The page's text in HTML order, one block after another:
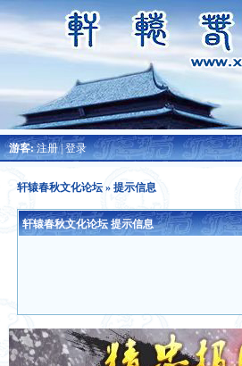
游客:注册|登录
轩辕春秋文化论坛» 提示信息
轩辕春秋文化论坛 提示信息